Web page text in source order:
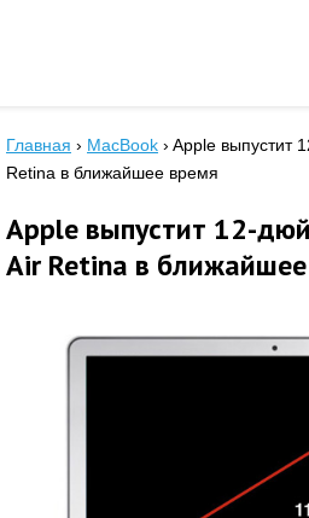
Главная › MacBook › Apple выпустит
Retina в ближайшее время
Apple выпустит 12-
Air Retina в